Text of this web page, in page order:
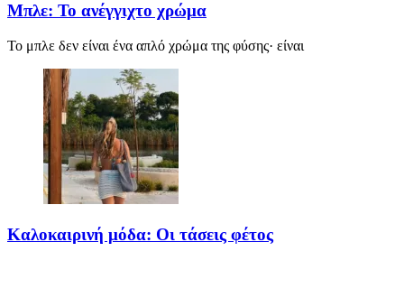
Μπλε: Το ανέγγιχτο χρώμα
Το μπλε δεν είναι ένα απλό χρώμα της φύσης· είναι
Καλοκαιρινή μόδα: Οι τάσεις φέτος